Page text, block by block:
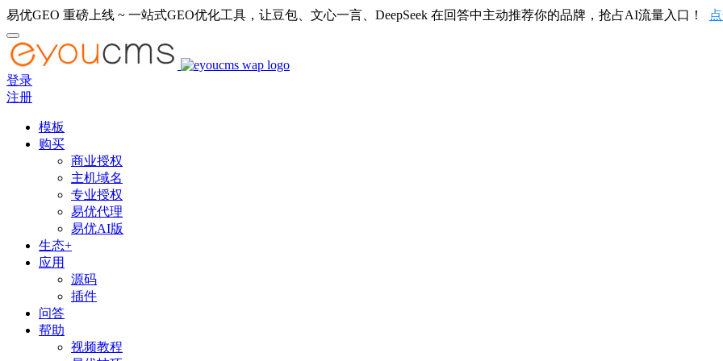
易优GEO 重磅上线 ~ 一站式GEO优化工具，让豆包、文心一言、DeepSeek 在回答中主动推荐你的品牌，抢占AI流量入口！
登录
注册
模板
购买
商业授权
主机域名
专业授权
易优代理
易优AI版
生态+
应用
源码
插件
问答
帮助
视频教程